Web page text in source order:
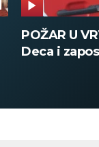
POŽAR U
Deca i